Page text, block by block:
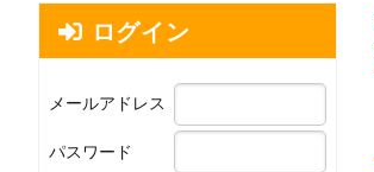
ログイン
メールアドレス
パスワード